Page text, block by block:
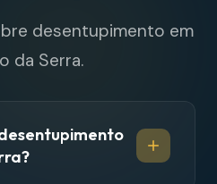
desentupimento em
da Serra.